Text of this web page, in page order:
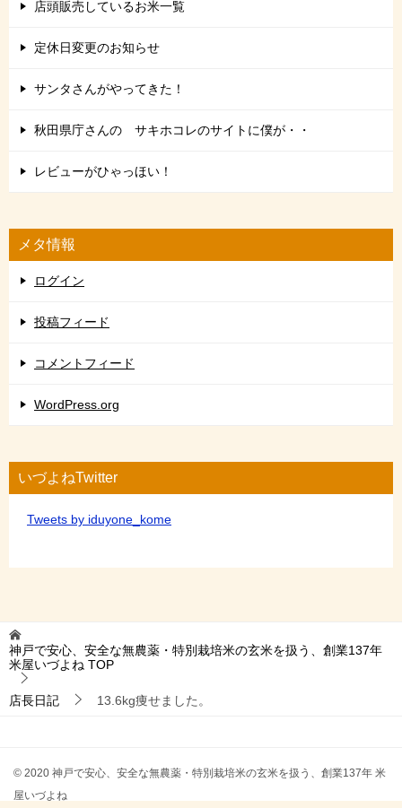
店頭販売しているお米一覧
定休日変更のお知らせ
サンタさんがやってきた！
秋田県庁さんの サキホコレのサイトに僕が・・
レビューがひゃっほい！
メタ情報
ログイン
投稿フィード
コメントフィード
WordPress.org
いづよねTwitter
Tweets by iduyone_kome
神戸で安心、安全な無農薬・特別栽培米の玄米を扱う、創業137年
米屋いづよね TOP
店長日記 13.6kg痩せました。
© 2020 神戸で安心、安全な無農薬・特別栽培米の玄米を扱う、創業137年 米
屋いづよね